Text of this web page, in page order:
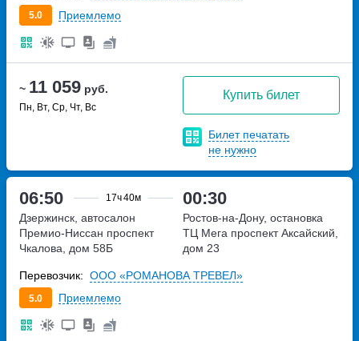
~ 11 059 руб.
Пн, Вт, Ср, Чт, Вс
Купить билет
Билет печатать
не нужно
5.0 Приемлемо
06:50 17ч40м 00:30
Дзержинск, автосалон
Премио-Ниссан проспект
Чкалова, дом 58Б
Ростов-на-Дону, остановка
ТЦ Мега проспект Аксайский,
дом 23
5.0 Приемлемо
Перевозчик: ООО «РОМАНОВА ТРЕВЕЛ»